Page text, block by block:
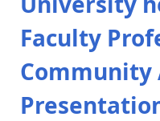
Faculty
Community